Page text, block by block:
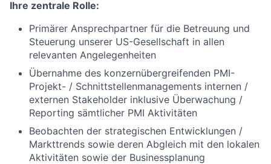
Ihre zentrale Rolle:
Primärer Ansprechpartner für die Betreuung und
Steuerung unserer US-Gesellschaft in allen
relevanten Angelegenheiten
Übernahme des konzernübergreifenden PMI-
Projekt- / Schnittstellenmanagements internen /
externen Stakeholder inklusive Überwachung /
Reporting sämtlicher PMI Aktivitäten
Beobachten der strategischen Entwicklungen /
Markttrends sowie deren Abgleich mit den lokalen
Aktivitäten sowie der Businessplanung